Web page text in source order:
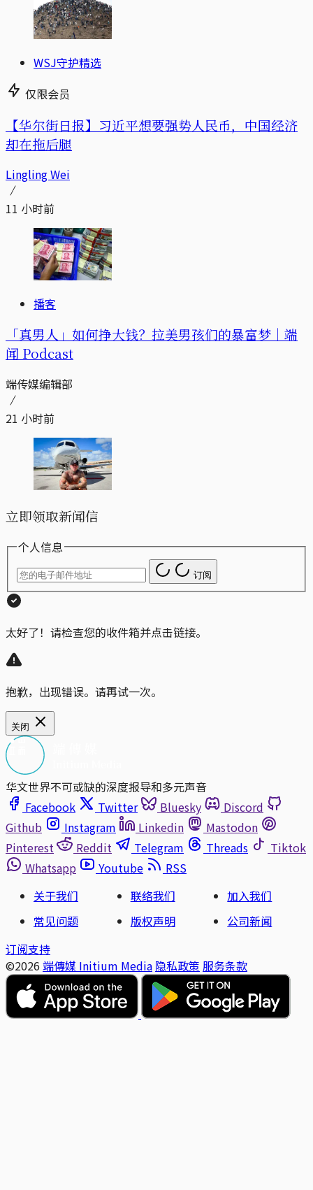
WSJ守护精选
仅限会员
【华尔街日报】习近平想要强势人民币，中国经济
却在拖后腿
Lingling Wei
11 小时前
播客
「真男人」如何挣大钱？拉美男孩们的暴富梦｜端
闻 Podcast
端传媒编辑部
21 小时前
立即领取新闻信
个人信息
订阅
太好了！请检查您的收件箱并点击链接。
抱歉，出现错误。请再试一次。
关闭
华文世界不可或缺的深度报导和多元声音
Facebook
Twitter Bluesky
Discord
Github
Instagram Linkedin
Mastodon
Pinterest
Reddit Telegram Threads
Tiktok
Whatsapp
Youtube
RSS
关于我们
联络我们
加入我们
常见问题
版权声明
公司新闻
订阅支持
©2026 端傳媒 Initium Media 隐私政策 服务条款